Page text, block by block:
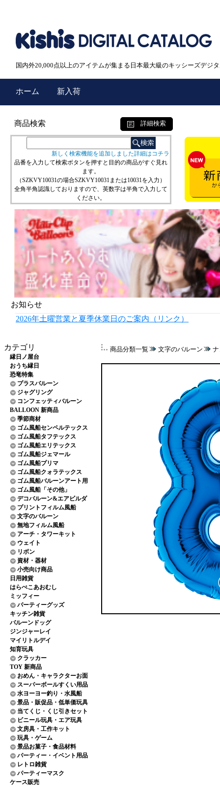
国内外20,000点以上のアイテムが集まる日本最大級のキッシーズデジ
ホーム 新入荷
商品検索 詳細検索
新しく検索機能を追加しました詳細はコチラ
品番を入力して検索ボタンを押すと目的の商品がすぐ見れ
ます。
（SZKVY10031の場合SZKVY10031または10031を入力）
全角半角認識しておりますので、英数字は半角で入力して
ください。
お知らせ
2026年土曜営業と夏季休業日のご案内（リンク）
カテゴリ
縁日ノ屋台
おうち縁日
恐竜特集
プラスバルーン
ジャグリング
コンフェッティバルーン
BALLOON 新商品
季節商材
ゴム風船センペルテックス
ゴム風船タフテックス
ゴム風船エリテックス
ゴム風船ジェマール
ゴム風船プリマ
ゴム風船クォラテックス
ゴム風船バルーンアート用
ゴム風船「その他」
デコバルーン&エアビルダ
プリントフィルム風船
文字のバルーン
無地フィルム風船
アーチ・タワーキット
ウェイト
リボン
資材・器材
小売向け商品
日用雑貨
はらぺこあおむし
ミッフィー
パーティーグッズ
キッチン雑貨
バルーンドッグ
ジンジャーレイ
マイリトルデイ
知育玩具
クラッカー
TOY 新商品
おめん・キャラクターお面
スーパーボールすくい用品
水ヨーヨー釣り・水風船
景品・販促品・低単価玩具
当てくじ・くじ引きセット
ビニール玩具・エア玩具
文房具・工作キット
玩具・ゲーム
景品お菓子・食品材料
パーティー・イベント用品
レトロ雑貨
パーティーマスク
ケース販売
商品分類一覧 文字のバルーン